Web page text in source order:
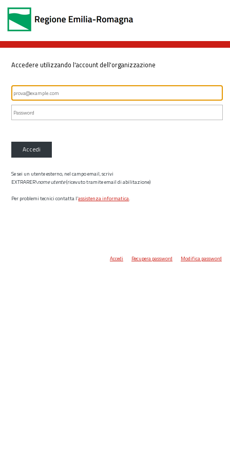
Accedere utilizzando l'account dell'organizzazione
Accedi
Se sei un utente esterno, nel campo email, scrivi
EXTRARER\nome utente(ricevuto tramite email di abilitazione)
Per problemi tecnici contatta l’assistenza informatica.
Accedi Recupera password Modifica password